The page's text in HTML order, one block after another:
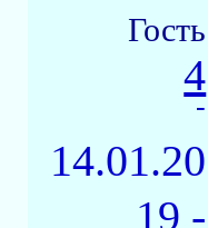
Гость
4
-
14.01.20
19 -